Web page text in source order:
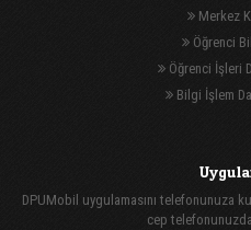
Merkez
Öğrenci
Öğrenci İşleri
Bilgi İşlem
DPUMobil uygulamasını telefonunuza
cep